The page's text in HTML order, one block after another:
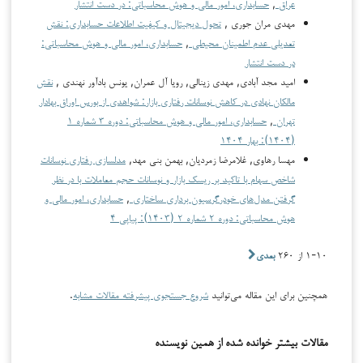
عراق , حسابداری، امور مالی و هوش محاسباتی: در دست انتشار
مهدی مران جوری , تحول دیجیتال و کیفیت اطلاعات حسابداری: نقش
تعدیلی عدم اطمینان محیطی , حسابداری، امور مالی و هوش محاسباتی:
در دست انتشار
امید مجد آبادی, مهدی زینالی, رویا آل عمران, یونس بادآور نهندی ,نقش
مالکان نهادی در کاهش نوسانات رفتاری بازار: شواهدی از بورس اوراق بهادار
تهران ,
حسابداری، امور مالی و هوش محاسباتی: دوره ۳ شماره ۱
(۱۴۰۴): بهار ۱۴۰۴
مهسا رهاوی, غلامرضا زمردیان, بهمن بنی مهد, مدلسازی رفتاری نوسانات
شاخص سهام با تاکید بر ریسک بازار و نوسانات حجم معاملات با در نظر
گرفتن مدل‌های خودرگرسیون برداری ساختاری , حسابداری، امور مالی و
هوش محاسباتی: دوره ۲ شماره ۲ (۱۴۰۳): پیاپی ۴
۱-۱۰ از ۲۶۰ بعدی
همچنین برای این مقاله می‌توانید شروع جستجوی پیشرفته مقالات مشابه.
مقالات بیشتر خوانده شده از همین نویسنده